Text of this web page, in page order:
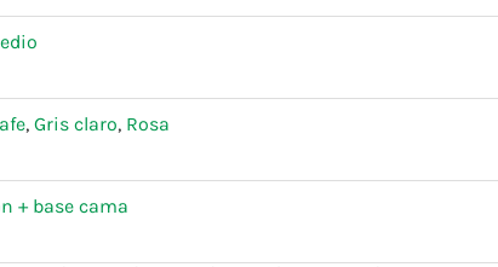
, Gris claro, Rosa
+ base cama